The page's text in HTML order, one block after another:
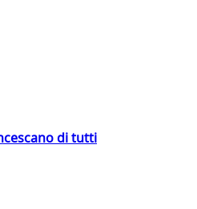
di tutti